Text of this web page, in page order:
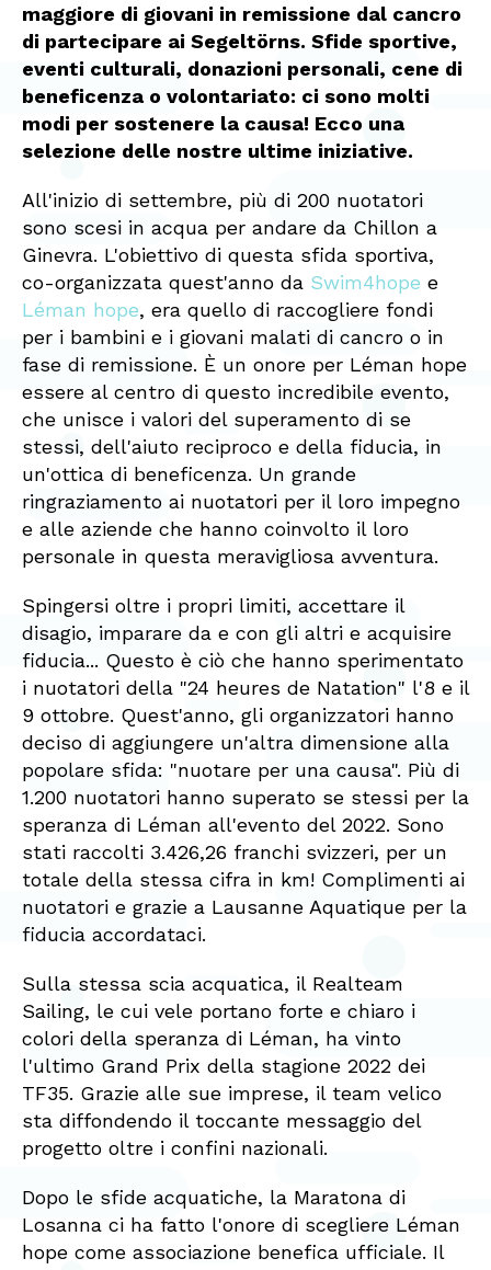
maggiore di giovani in remissione dal cancro
di partecipare ai Segeltörns. Sfide sportive,
eventi culturali, donazioni personali, cene di
beneficenza o volontariato: ci sono molti
modi per sostenere la causa! Ecco una
selezione delle nostre ultime iniziative.
All'inizio di settembre, più di 200 nuotatori
sono scesi in acqua per andare da Chillon a
Ginevra. L'obiettivo di questa sfida sportiva,
co-organizzata quest'anno da Swim4hope e
Léman hope, era quello di raccogliere fondi
per i bambini e i giovani malati di cancro o in
fase di remissione. È un onore per Léman hope
essere al centro di questo incredibile evento,
che unisce i valori del superamento di se
stessi, dell'aiuto reciproco e della fiducia, in
un'ottica di beneficenza. Un grande
ringraziamento ai nuotatori per il loro impegno
e alle aziende che hanno coinvolto il loro
personale in questa meravigliosa avventura.
Spingersi oltre i propri limiti, accettare il
disagio, imparare da e con gli altri e acquisire
fiducia... Questo è ciò che hanno sperimentato
i nuotatori della "24 heures de Natation" l'8 e il
9 ottobre. Quest'anno, gli organizzatori hanno
deciso di aggiungere un'altra dimensione alla
popolare sfida: "nuotare per una causa". Più di
1.200 nuotatori hanno superato se stessi per la
speranza di Léman all'evento del 2022. Sono
stati raccolti 3.426,26 franchi svizzeri, per un
totale della stessa cifra in km! Complimenti ai
nuotatori e grazie a Lausanne Aquatique per la
fiducia accordataci.
Sulla stessa scia acquatica, il Realteam
Sailing, le cui vele portano forte e chiaro i
colori della speranza di Léman, ha vinto
l'ultimo Grand Prix della stagione 2022 dei
TF35. Grazie alle sue imprese, il team velico
sta diffondendo il toccante messaggio del
progetto oltre i confini nazionali.
Dopo le sfide acquatiche, la Maratona di
Losanna ci ha fatto l'onore di scegliere Léman
hope come associazione benefica ufficiale. Il